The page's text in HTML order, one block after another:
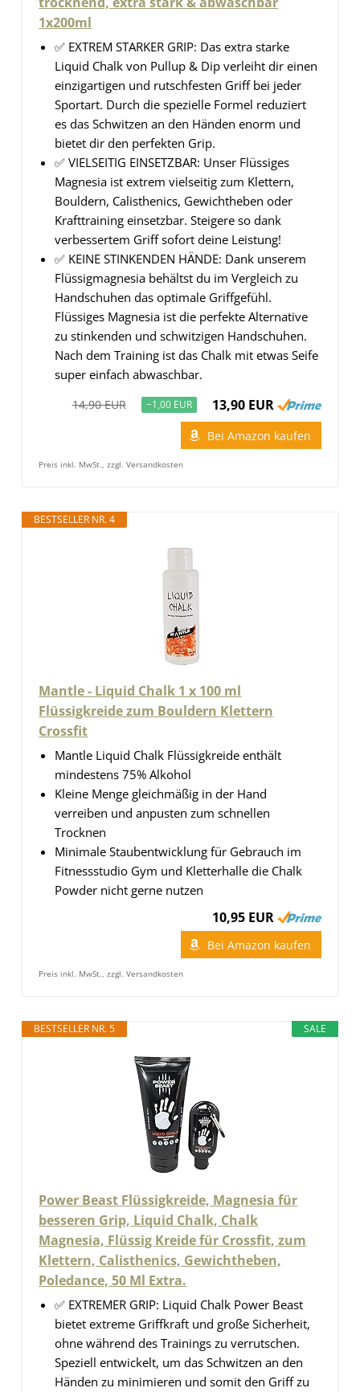
1x200ml
✅ EXTREM STARKER GRIP: Das extra starke
Liquid Chalk von Pullup & Dip verleiht dir einen
einzigartigen und rutschfesten Griff bei jeder
Sportart. Durch die spezielle Formel reduziert
es das Schwitzen an den Händen enorm und
bietet dir den perfekten Grip.
✅ VIELSEITIG EINSETZBAR: Unser Flüssiges
Magnesia ist extrem vielseitig zum Klettern,
Bouldern, Calisthenics, Gewichtheben oder
Krafttraining einsetzbar. Steigere so dank
verbessertem Griff sofort deine Leistung!
✅ KEINE STINKENDEN HÄNDE: Dank unserem
Flüssigmagnesia behältst du im Vergleich zu
Handschuhen das optimale Griffgefühl.
Flüssiges Magnesia ist die perfekte Alternative
zu stinkenden und schwitzigen Handschuhen.
Nach dem Training ist das Chalk mit etwas Seife
super einfach abwaschbar.
14,90 EUR −1,00 EUR 13,90 EUR
Bei Amazon kaufen
Preis inkl. MwSt., zzgl. Versandkosten
BESTSELLER NR. 4
Mantle - Liquid Chalk 1 x 100 ml
Flüssigkreide zum Bouldern Klettern
Crossfit
Mantle Liquid Chalk Flüssigkreide enthält
mindestens 75% Alkohol
Kleine Menge gleichmäßig in der Hand
verreiben und anpusten zum schnellen
Trocknen
Minimale Staubentwicklung für Gebrauch im
Fitnessstudio Gym und Kletterhalle die Chalk
Powder nicht gerne nutzen
10,95 EUR
Bei Amazon kaufen
Preis inkl. MwSt., zzgl. Versandkosten
SALE
BESTSELLER NR. 5
Power Beast Flüssigkreide, Magnesia für
besseren Grip, Liquid Chalk, Chalk
Magnesia, Flüssig Kreide für Crossfit, zum
Klettern, Calisthenics, Gewichtheben,
Poledance, 50 Ml Extra.
✅ EXTREMER GRIP: Liquid Chalk Power Beast
bietet extreme Griffkraft und große Sicherheit,
ohne während des Trainings zu verrutschen.
Speziell entwickelt, um das Schwitzen an den
Händen zu minimieren und somit den Griff zu